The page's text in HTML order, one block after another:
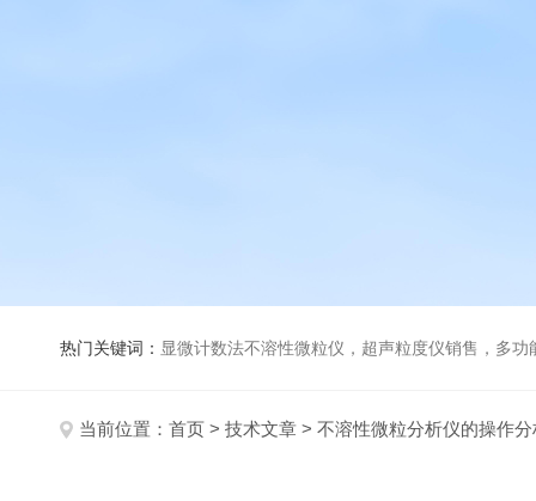
热门关键词： 显微计数法不溶性微粒仪，超声粒度仪销售，多功能超声粒度分析仪，粒度及
当前位置： 首页 > 技术文章 > 不溶性微粒分析仪的操作